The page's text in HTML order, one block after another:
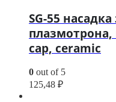
SG-55
cap, ceramic
0 out of 5
125,48 ₽